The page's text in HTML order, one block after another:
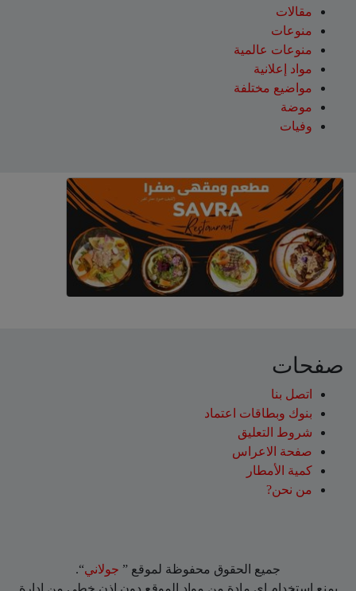
مقالات
منوعات
منوعات عالمية
مواد إعلانية
مواضيع مختلفة
موضة
وفيات
صفحات
اتصل بنا
بنوك وبطاقات اعتماد
شروط التعليق‎
صفحة الاعراس
كمية الأمطار
من نحن?
جميع الحقوق محفوظة لموقع ” جولاني“.
يمنع إستخدام اي مادة من مواد الموقع دون اذن خطي من إدارة